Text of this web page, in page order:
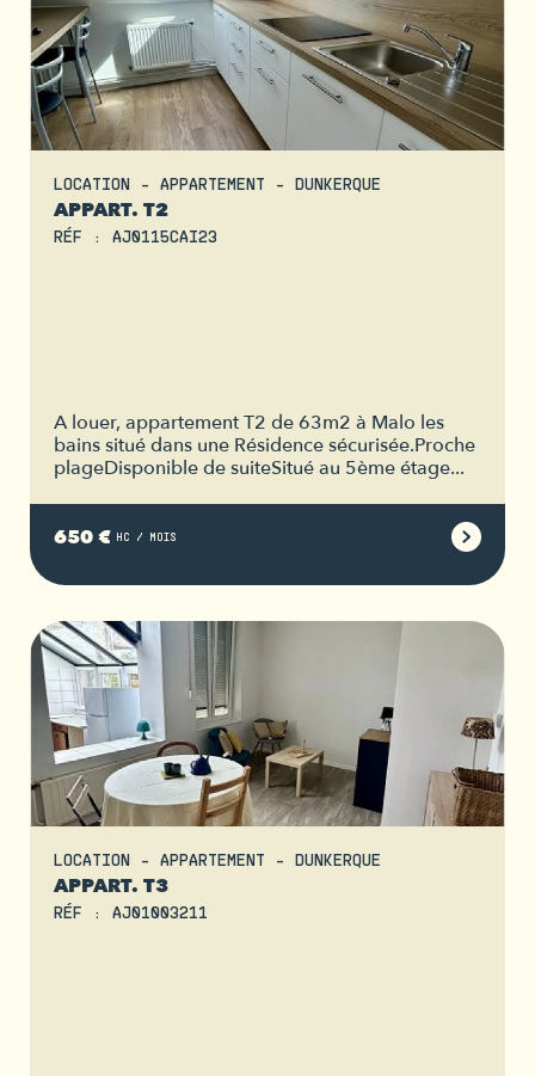
LOCATION - APPARTEMENT - DUNKERQUE
APPART. T2
RÉF : AJ0115CAI23
A louer, appartement T2 de 63m2 à Malo les
bains situé dans une Résidence sécurisée.Proche
plageDisponible de suiteSitué au 5ème étage...
650 € HC / MOIS
LOCATION - APPARTEMENT - DUNKERQUE
APPART. T3
RÉF : AJ01003211